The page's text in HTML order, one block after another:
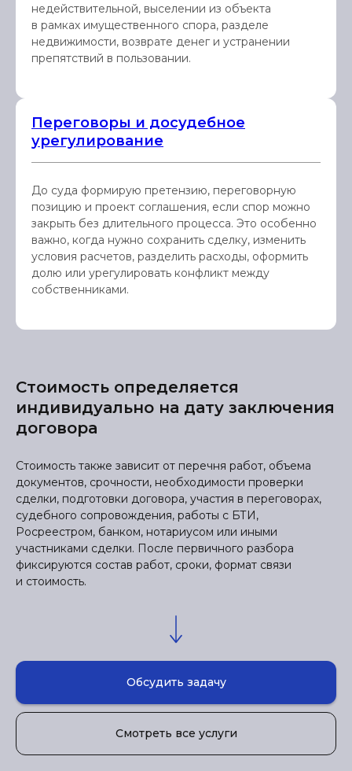
недействительной, выселении из объекта
в рамках имущественного спора, разделе
недвижимости, возврате денег и устранении
препятствий в пользовании.
Переговоры и досудебное
урегулирование
До суда формирую претензию, переговорную
позицию и проект соглашения, если спор можно
закрыть без длительного процесса. Это особенно
важно, когда нужно сохранить сделку, изменить
условия расчетов, разделить расходы, оформить
долю или урегулировать конфликт между
собственниками.
Стоимость определяется
индивидуально на дату заключения
договора
Стоимость также зависит от перечня работ, объема
документов, срочности, необходимости проверки
сделки, подготовки договора, участия в переговорах,
судебного сопровождения, работы с БТИ,
Росреестром, банком, нотариусом или иными
участниками сделки. После первичного разбора
фиксируются состав работ, сроки, формат связи
и стоимость.
Обсудить задачу
Смотреть все услуги